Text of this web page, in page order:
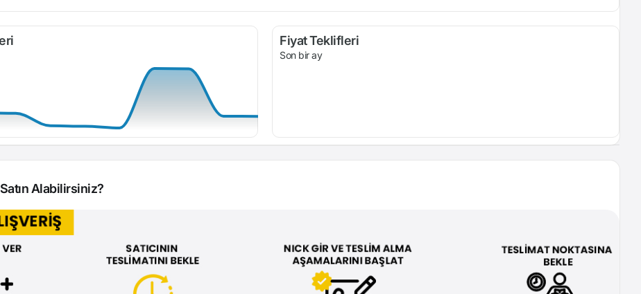
Fiyat Teklifleri
Son bir ay
Alabilirsiniz?